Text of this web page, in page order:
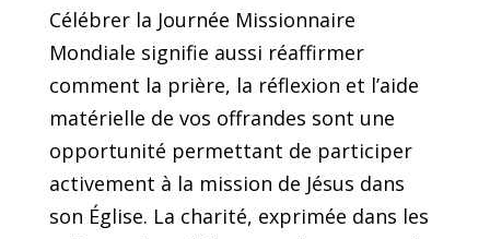
Célébrer la Journée Missionnaire
Mondiale signifie aussi réaffirmer
comment la prière, la réflexion et l’aide
matérielle de vos offrandes sont une
opportunité permettant de participer
activement à la mission de Jésus dans
son Église. La charité, exprimée dans les